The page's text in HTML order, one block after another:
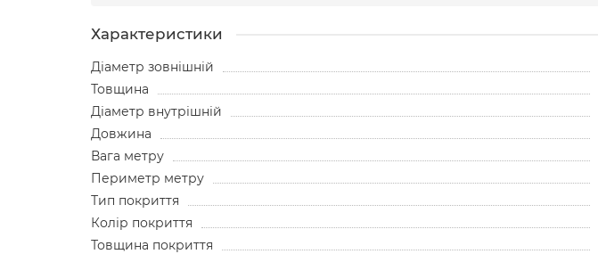
Характеристики
Діаметр зовнішній
Товщина
Діаметр внутрішній
Довжина
Вага метру
Периметр метру
Тип покриття
Колір покриття
Товщина покриття